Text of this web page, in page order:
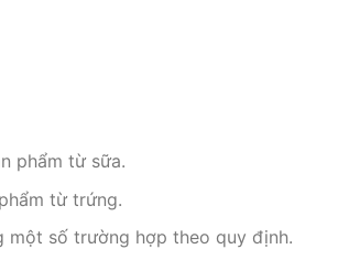
phẩm từ sữa.
từ trứng.
một số trường hợp theo quy định.